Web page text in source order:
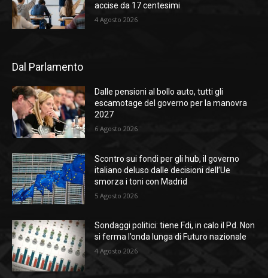
accise da 17 centesimi
4 Agosto 2026
Dal Parlamento
Dalle pensioni al bollo auto, tutti gli
escamotage del governo per la manovra
2027
6 Agosto 2026
Scontro sui fondi per gli hub, il governo
italiano deluso dalle decisioni dell’Ue
smorza i toni con Madrid
5 Agosto 2026
Sondaggi politici: tiene Fdi, in calo il Pd. Non
si ferma l’onda lunga di Futuro nazionale
4 Agosto 2026